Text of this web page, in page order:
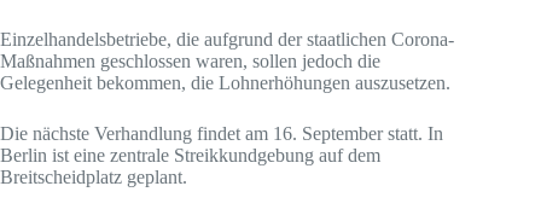
Einzelhandelsbetriebe, die aufgrund der staatlichen Corona-
Maßnahmen geschlossen waren, sollen jedoch die
Gelegenheit bekommen, die Lohnerhöhungen auszusetzen.
Die nächste Verhandlung findet am 16. September statt. In
Berlin ist eine zentrale Streikkundgebung auf dem
Breitscheidplatz geplant.